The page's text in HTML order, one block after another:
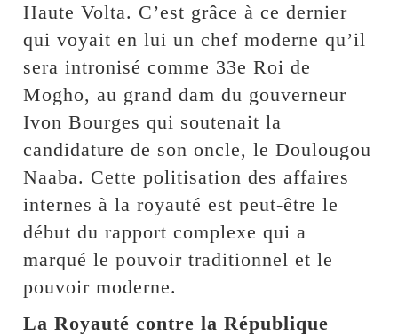
Haute Volta. C’est grâce à ce dernier
qui voyait en lui un chef moderne qu’il
sera intronisé comme 33e Roi de
Mogho, au grand dam du gouverneur
Ivon Bourges qui soutenait la
candidature de son oncle, le Doulougou
Naaba. Cette politisation des affaires
internes à la royauté est peut-être le
début du rapport complexe qui a
marqué le pouvoir traditionnel et le
pouvoir moderne.
La Royauté contre la République